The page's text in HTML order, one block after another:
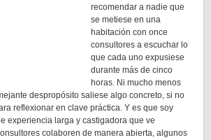
recomendar a nadie que
se metiese en una
habitación con once
consultores a escuchar lo
que cada uno expusiese
durante más de cinco
horas. Ni mucho menos
despropósito saliese algo concreto, si no
reflexionar en clave práctica. Y es que soy
experiencia larga y castigadora que ve
colaboren de manera abierta, algunos